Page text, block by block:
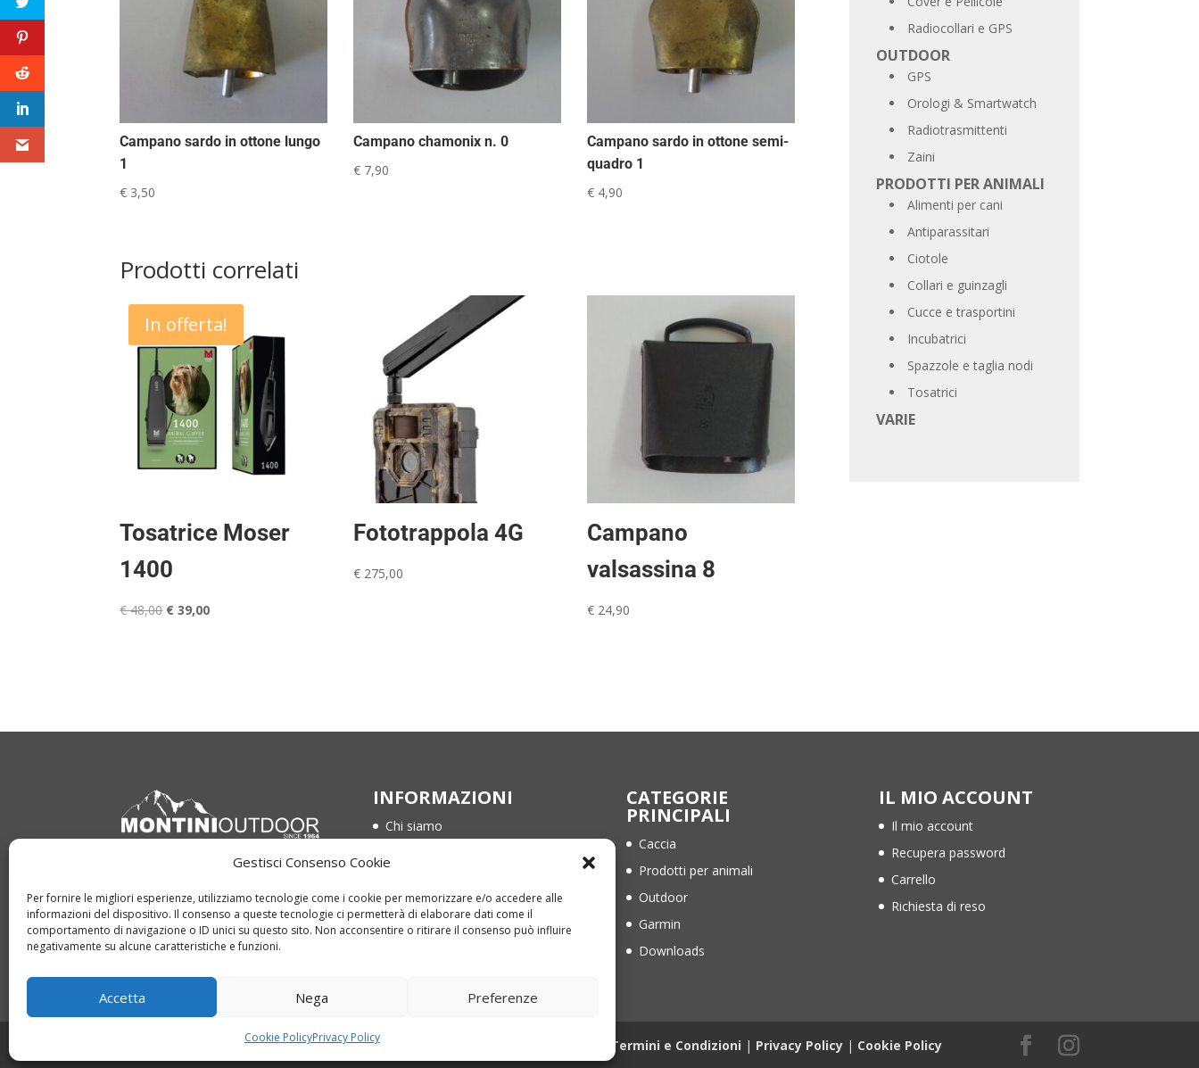
Gestisci Consenso Cookie
Per fornire le migliori esperienze, utilizziamo tecnologie come i cookie per memorizzare e/o accedere alle
informazioni del dispositivo. Il consenso a queste tecnologie ci permetterà di elaborare dati come il
comportamento di navigazione o ID unici su questo sito. Non acconsentire o ritirare il consenso può influire
negativamente su alcune caratteristiche e funzioni.
Accetta Nega Preferenze
Cookie PolicyPrivacy Policy
Campano sardo in ottone lungo
1
€ 3,50
Campano chamonix n. 0
€ 7,90
Campano sardo in ottone semi-
quadro 1
€ 4,90
Prodotti correlati
In offerta!
Tosatrice Moser
1400
€48,00 Il
€ 39,00Il
Fototrappola 4G
€ 275,00
Campano
valsassina 8
€ 24,90
Radiocollari e GPS
OUTDOOR
GPS
Orologi & Smartwatch
Radiotrasmittenti
Zaini
PRODOTTI PER ANIMALI
Alimenti per cani
Antiparassitari
Ciotole
Collari e guinzagli
Cucce e trasportini
Incubatrici
Spazzole e taglia nodi
Tosatrici
VARIE
64021 Giulianova (TE)
Tel. 085 800 1959
Whatsapp +39 366 321 1205
INFORMAZIONI
Chi siamo
Privacy Policy
Cookie Policy (EU)
CATEGORIE
PRINCIPALI
Caccia
Prodotti per animali
Outdoor
Garmin
Downloads
IL MIO ACCOUNT
Il mio account
Recupera password
Carrello
Richiesta di reso
Copyright © 2022 montinioutdoor.it | P.IVA 01836840676 | Web Design Termini e Condizioni | Privacy Policy | Cookie Policy